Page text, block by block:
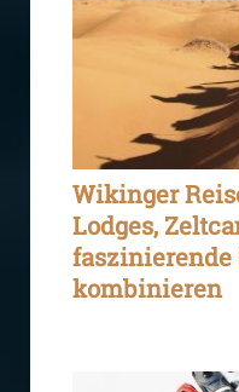
Wikinger
Lodges,
faszinierende
kombinieren